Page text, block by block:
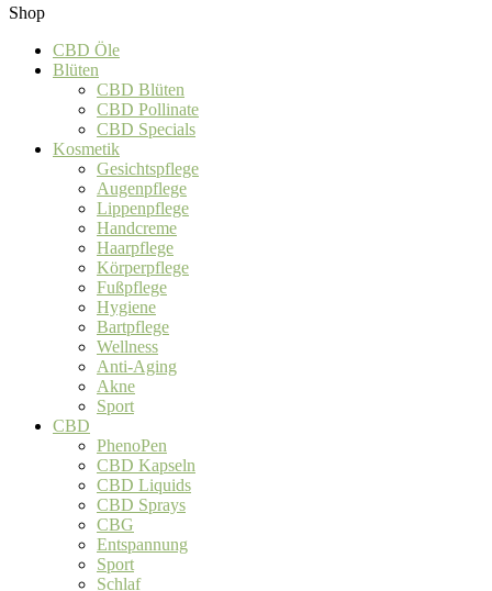
Shop
CBD Öle
Blüten
CBD Blüten
CBD Pollinate
CBD Specials
Kosmetik
Gesichtspflege
Augenpflege
Lippenpflege
Handcreme
Haarpflege
Körperpflege
Fußpflege
Hygiene
Bartpflege
Wellness
Anti-Aging
Akne
Sport
CBD
PhenoPen
CBD Kapseln
CBD Liquids
CBD Sprays
CBG
Entspannung
Sport
Schlaf